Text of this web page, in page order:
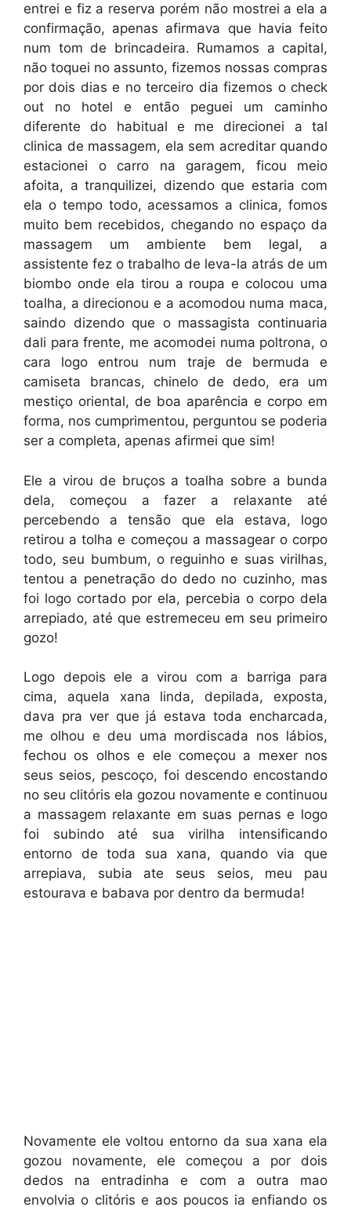
entrei e fiz a reserva porém não mostrei a ela a
confirmação, apenas afirmava que havia feito
num tom de brincadeira. Rumamos a capital,
não toquei no assunto, fizemos nossas compras
por dois dias e no terceiro dia fizemos o check
out no hotel e então peguei um caminho
diferente do habitual e me direcionei a tal
clinica de massagem, ela sem acreditar quando
estacionei o carro na garagem, ficou meio
afoita, a tranquilizei, dizendo que estaria com
ela o tempo todo, acessamos a clinica, fomos
muito bem recebidos, chegando no espaço da
massagem um ambiente bem legal, a
assistente fez o trabalho de leva-la atrás de um
biombo onde ela tirou a roupa e colocou uma
toalha, a direcionou e a acomodou numa maca,
saindo dizendo que o massagista continuaria
dali para frente, me acomodei numa poltrona, o
cara logo entrou num traje de bermuda e
camiseta brancas, chinelo de dedo, era um
mestiço oriental, de boa aparência e corpo em
forma, nos cumprimentou, perguntou se poderia
ser a completa, apenas afirmei que sim!
Ele a virou de bruços a toalha sobre a bunda
dela, começou a fazer a relaxante até
percebendo a tensão que ela estava, logo
retirou a tolha e começou a massagear o corpo
todo, seu bumbum, o reguinho e suas virilhas,
tentou a penetração do dedo no cuzinho, mas
foi logo cortado por ela, percebia o corpo dela
arrepiado, até que estremeceu em seu primeiro
gozo!
Logo depois ele a virou com a barriga para
cima, aquela xana linda, depilada, exposta,
dava pra ver que já estava toda encharcada,
me olhou e deu uma mordiscada nos lábios,
fechou os olhos e ele começou a mexer nos
seus seios, pescoço, foi descendo encostando
no seu clitóris ela gozou novamente e continuou
a massagem relaxante em suas pernas e logo
foi subindo até sua virilha intensificando
entorno de toda sua xana, quando via que
arrepiava, subia ate seus seios, meu pau
estourava e babava por dentro da bermuda!
Novamente ele voltou entorno da sua xana ela
gozou novamente, ele começou a por dois
dedos na entradinha e com a outra mao
envolvia o clitóris e aos poucos ia enfiando os